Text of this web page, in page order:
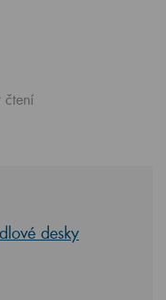
čtení
desky